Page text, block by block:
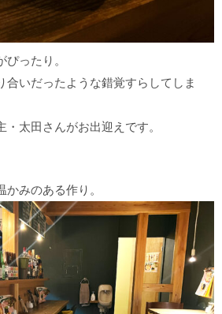
ぴったり。
合いだったような錯覚すらしてしま
太田さんがお出迎えです。
かみのある作り。